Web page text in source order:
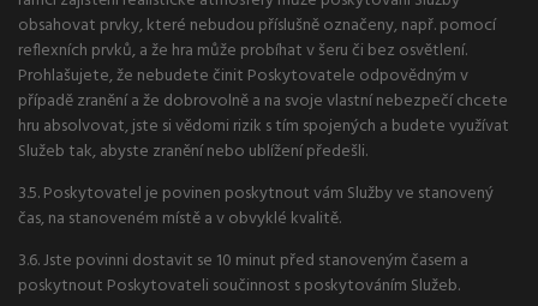
obsahovat prvky, které nebudou příslušně označeny, např. pomocí
reflexních prvků, a že hra může probíhat v šeru či bez osvětlení.
Prohlašujete, že nebudete činit Poskytovatele odpovědným v
případě zranění a že dobrovolně a na svoje vlastní nebezpečí chcete
hru absolvovat, jste si vědomi rizik s tím spojených a budete využívat
Služeb tak, abyste zranění nebo ublížení předešli.
3.5. Poskytovatel je povinen poskytnout vám Služby ve stanovený
čas, na stanoveném místě a v obvyklé kvalitě.
3.6. Jste povinni dostavit se 10 minut před stanoveným časem a
poskytnout Poskytovateli součinnost s poskytováním Služeb.